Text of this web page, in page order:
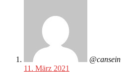
@cansein
11. März 2021